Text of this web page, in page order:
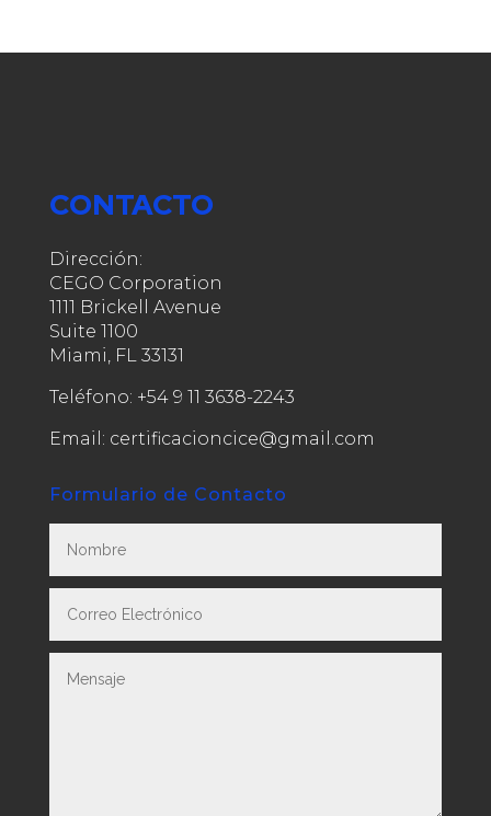
CONTACTO
Dirección:
CEGO Corporation
1111 Brickell Avenue
Suite 1100
Miami, FL 33131
Teléfono: +54 9 11 3638-2243
Email: certificacioncice@gmail.com
Formulario de Contacto